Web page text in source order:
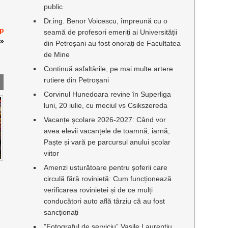
public
Dr.ing. Benor Voicescu, împreună cu o
seamă de profesori emeriți ai Universității
din Petroșani au fost onorați de Facultatea
de Mine
Continuă asfaltările, pe mai multe artere
rutiere din Petroșani
Corvinul Hunedoara revine în Superliga
luni, 20 iulie, cu meciul vs Csikszereda
Vacanțe școlare 2026-2027: Când vor
avea elevii vacanțele de toamnă, iarnă,
Paște și vară pe parcursul anului școlar
viitor
Amenzi usturătoare pentru șoferii care
circulă fără rovinietă: Cum funcționează
verificarea rovinietei și de ce mulți
conducători auto află târziu că au fost
sancționați